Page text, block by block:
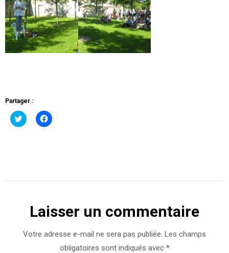
Partager :
Cliquez
pour
Cliquez
pour
Laisser un commentaire
Votre adresse e-mail ne sera pas publiée. Les champs
obligatoires sont indiqués avec *